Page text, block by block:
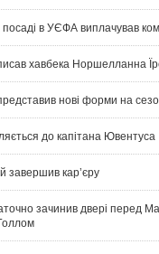
посаді в УЄФА виплачував
хавбека Норшелланна
нові форми на
до капітана Ювентуса
завершив кар’єру
зачинив двері перед